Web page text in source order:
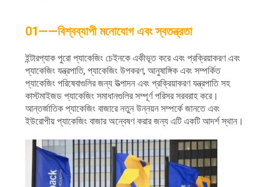
01——বিশ্বব্যাপী মনোযোগ এবং স্বতন্ত্রতা
ইন্টারপ্যাক পুরো প্যাকেজিং চেইনকে একীভূত করে এবং প্রক্রিয়াকরণ এবং
প্যাকেজিং যন্ত্রপাতি, প্যাকেজিং উপকরণ, আনুষাঙ্গিক এবং সম্পর্কিত
প্যাকেজিং পরিষেবাগুলির জন্য উত্পাদন এবং প্রক্রিয়াকরণ যন্ত্রপাতি সহ
কাস্টমাইজড প্যাকেজিং সমাধানগুলির সম্পূর্ণ পরিসর সরবরাহ করে।
আন্তর্জাতিক প্যাকেজিং বাজারে নতুন উন্নয়ন সম্পর্কে জানতে এবং
ইউরোপীয় প্যাকেজিং বাজার অন্বেষণ করার জন্য এটি একটি আদর্শ স্থান।